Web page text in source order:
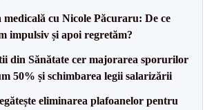
medicală cu Nicole Păcuraru: De ce
impulsiv și apoi regretăm?
din Sănătate cer majorarea sporurilor
50% și schimbarea legii salarizării
eliminarea plafoanelor pentru